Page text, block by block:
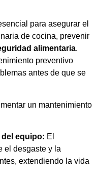
para asegurar el
de cocina, prevenir
alimentaria.
preventivo
antes de que se
un mantenimiento
equipo: El
el desgaste y la
extendiendo la vida